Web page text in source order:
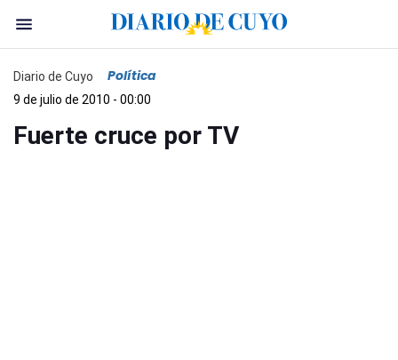
Diario de Cuyo Política
9 de julio de 2010 - 00:00
Fuerte cruce por TV